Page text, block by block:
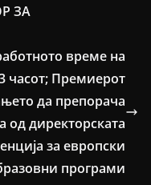
ЗА
време на
часот; Премиерот
да препорача
директорската
за европски
програми